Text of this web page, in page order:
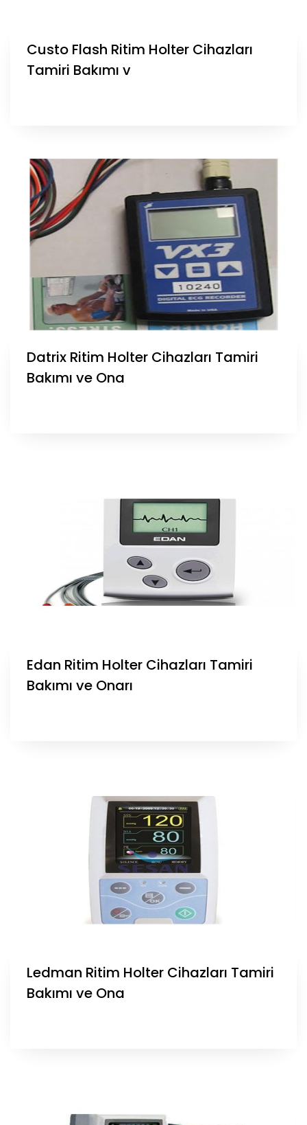
Custo Flash Ritim Holter Cihazları
Tamiri Bakımı v
Datrix Ritim Holter Cihazları Tamiri
Bakımı ve Ona
Edan Ritim Holter Cihazları Tamiri
Bakımı ve Onarı
Ledman Ritim Holter Cihazları Tamiri
Bakımı ve Ona